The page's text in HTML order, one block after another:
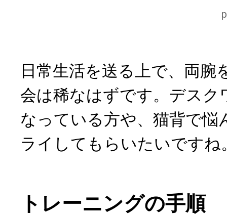
日常生活を送る上で、両腕
会は稀なはずです。デスク
なっている方や、猫背で悩
ライしてもらいたいですね
トレーニングの手順